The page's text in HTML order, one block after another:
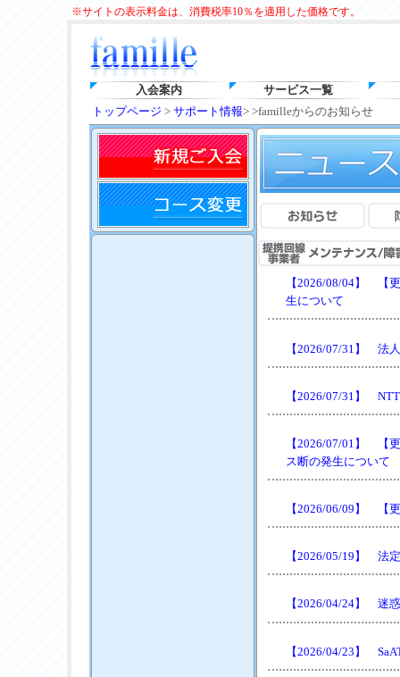
※サイトの表示料金は、消費税率10％を適用した価格です。
入会案内
サービス一覧
トップページ > サポート情報> >familleからのお知らせ
【2026/08/04】 【
生について
【2026/07/31】 法
【2026/07/31】
【2026/07/01】 【
ス断の発生について
【2026/06/09】 【
【2026/05/19】 法
【2026/04/24】 迷
【2026/04/23】